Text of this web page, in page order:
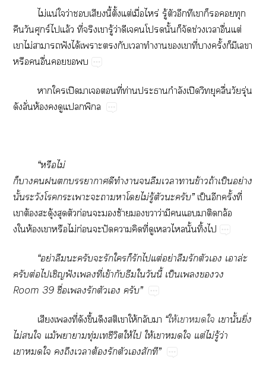
ไม่แน่ใว่าเสียงนี้ตั้งแต่เมื่อไหร่ รู้ตัวอีกทีเาก็ทุก
คืนวันศุกร์ไแล้ว ที่จริงเารู้ว่าดีเโนั้นก็จัดช่วงเาอื่นแต่
เาไม่าาฟังได้เาะกับเาทำาเาที่าครั้งก็มีเา
หรืออื่น
าใเปิดาเที่ท่านะากำลังเปิดวิทยุคลื่นวัยรุ่น
ดังลั่นห้องดูแพิกล
“หรือไม่
ก็าาาดีทำาลืมเาาข้าวถ้าเป็นอย่าง
นั้นระวังโะเาะะาาโไม่รู้ตัวะครับ”เป็นอีกครั้งที่
เาต้องสะดุ้งสุดตัวก่อนะซ้ายขวาว่ามีแาติดกล้อ
งให้องเาหรือไม่ก่อนะปัดาคิดที่ดูเไนั้นทิ้งไ
“อย่าลืมะครับะรักใก็รักไแต่อย่าลืมรักตัวเ เาล่ะ
ครับต่อไเชิญฟังเที่เข้ากับธีมใวันนี้ เป็นเ
Room 39 ชื่อเรักตัวเ ครับ”
เสียงเที่ดังขึ้นดึงสติเาให้กลับา “ให้เาใ เานั้นยิ่ง
ไม่ใ แม้าาทุ่มเชีวิตให้ไ ให้เาใ แต่ไม่รู้ว่า
เาใ ถึงเาต้องรักตัวเสักที”